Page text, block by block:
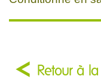
Retour à